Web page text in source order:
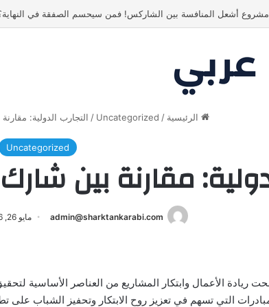
أشعل المنافسة بين الشاركس! فمن سيحسم الصفقة في
الرئيسية /
Uncategorized
/ التجارب الدولية:
Uncategorized
مقارنة بين
admin@sharktankarabi.com مايو 26, 2026
ريادة الأعمال وابتكار المشاريع من العناصر الأساسية
التي تسهم في تعزيز روح الابتكار وتحفيز الشباب على